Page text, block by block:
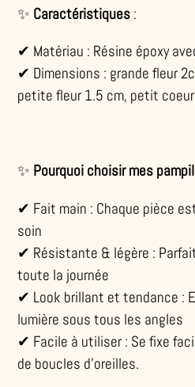
votre
panier
✨ Caractéristiques :
✔ Matériau : Résine époxy
✔ Dimensions : grande fleur
petite fleur 1.5 cm, petit
✨ Pourquoi choisir mes
✔ Fait main : Chaque pièce
soin
✔ Résistante & légère :
toute la journée
✔ Look brillant et tendance :
lumière sous tous les angles
✔ Facile à utiliser : Se fixe
de boucles d’oreilles.